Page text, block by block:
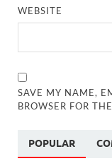
WEBSITE
SAVE MY NAME,
BROWSER FOR
POPULAR